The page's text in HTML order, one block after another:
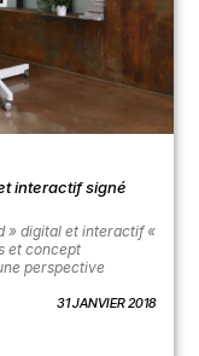
interactif signé
» digital et interactif «
et concept
perspective
31 JANVIER 2018